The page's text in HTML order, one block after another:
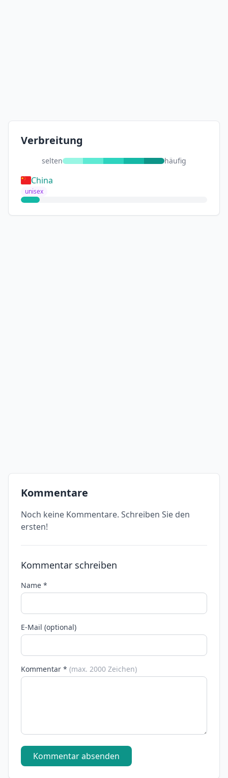
Verbreitung
selten häufig
China
unisex
Kommentare
Noch keine Kommentare. Schreiben Sie den
ersten!
Kommentar schreiben
Name *
E-Mail (optional)
Kommentar * (max. 2000 Zeichen)
Kommentar absenden